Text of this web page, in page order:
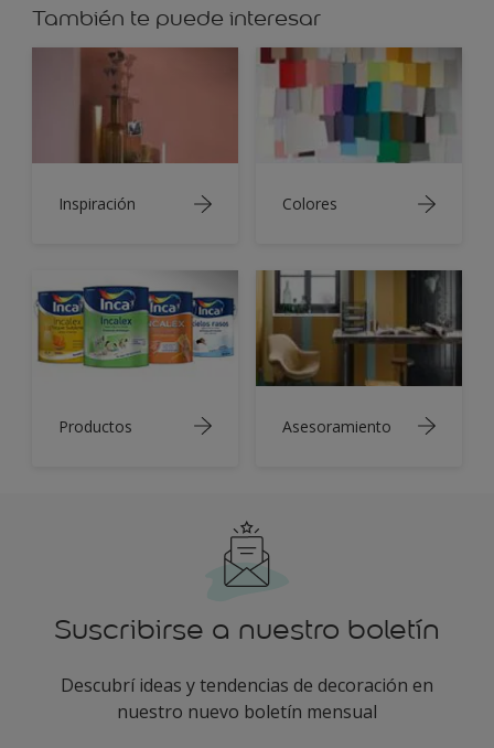
También te puede interesar
Inspiración Colores
Productos Asesoramiento
Suscribirse a nuestro boletín
Descubrí ideas y tendencias de decoración en
nuestro nuevo boletín mensual